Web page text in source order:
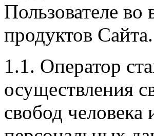
Пользователе
продуктов Сайта.
1.1. Оператор
осуществления
свобод человека